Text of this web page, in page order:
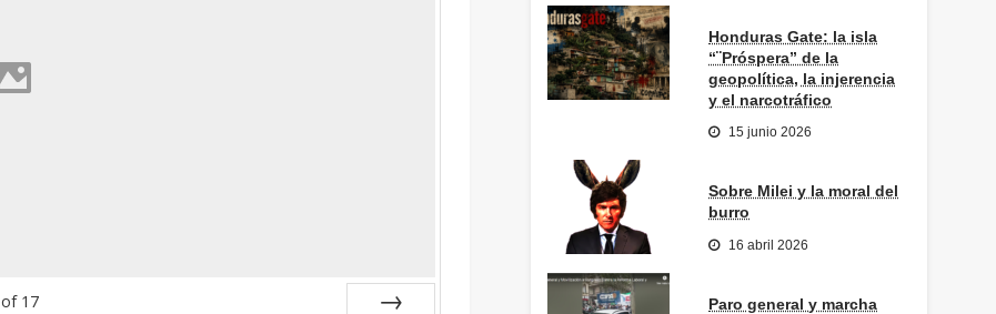
of 17
Honduras Gate: la isla
“¨Próspera” de la
geopolítica, la injerencia
y el narcotráfico
15 junio 2026
Sobre Milei y la moral del
burro
16 abril 2026
Paro general y marcha